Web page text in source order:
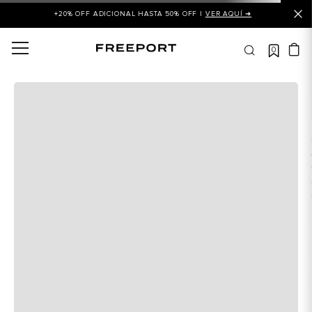
+20% OFF ADICIONAL HASTA 50% OFF | VER AQUÍ ➜
0